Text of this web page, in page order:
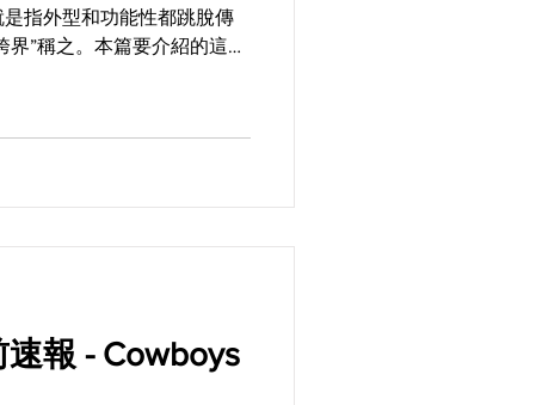
指外型和功能性都跳脫傳
”稱之。本篇要介紹的這部
速報 - Cowboys